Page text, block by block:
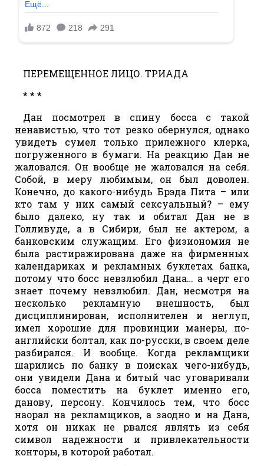
ПЕРЕМЕЩЕННОЕ ЛИЦО. ТРИАДА
* * *
Дан посмотрел в спину босса с такой
ненавистью, что тот резко обернулся, однако
увидеть сумел только прилежного клерка,
погруженного в бумаги. На реакцию Дан не
жаловался. Он вообще не жаловался на себя.
Собой, в меру любимым, он был доволен.
Конечно, до какого-нибудь Брэда Пита – или
кто там у них самый сексуальный? – ему
было далеко, ну так и обитал Дан не в
Голливуде, а в Сибири, был не актером, а
банковским служащим. Его физиономия не
была растиражирована даже на фирменных
календариках и рекламных буклетах банка,
потому что босс невзлюбил Дана… а черт его
знает почему невзлюбил. Дан, несмотря на
несколько рекламную внешность, был
дисциплинирован, исполнителен и неглуп,
имел хорошие для провинции манеры, по-
английски болтал, как по-русски, в своем деле
разбирался. И вообще. Когда рекламщики
шарились по банку в поисках чего-нибудь,
они увидели Дана и битый час уговаривали
босса поместить на буклет именно его,
данову, персону. Кончилось тем, что босс
наорал на рекламщиков, а заодно и на Дана,
хотя он никак не рвался являть из себя
символ надежности и привлекательности
конторы, в которой работал.